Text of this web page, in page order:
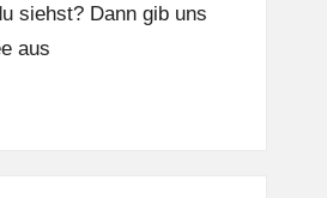
siehst? Dann gib uns
aus